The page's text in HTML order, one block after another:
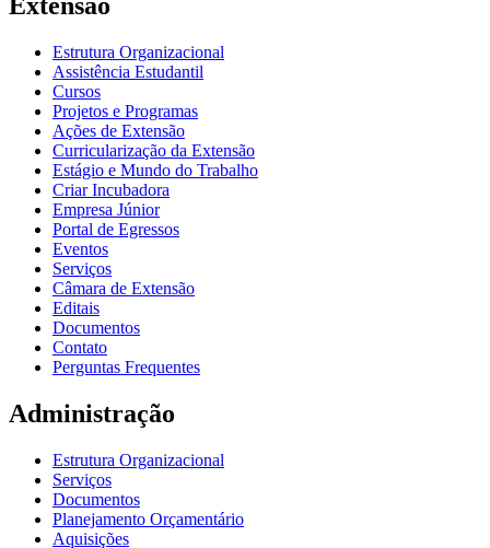
Extensão
Estrutura Organizacional
Assistência Estudantil
Cursos
Projetos e Programas
Ações de Extensão
Curricularização da Extensão
Estágio e Mundo do Trabalho
Criar Incubadora
Empresa Júnior
Portal de Egressos
Eventos
Serviços
Câmara de Extensão
Editais
Documentos
Contato
Perguntas Frequentes
Administração
Estrutura Organizacional
Serviços
Documentos
Planejamento Orçamentário
Aquisições